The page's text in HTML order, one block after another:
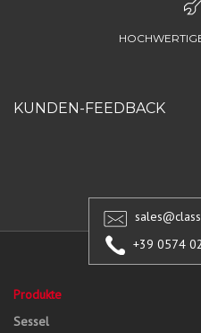
KUNDEN-FEEDBACK
+39 0574
Produkte
Sessel